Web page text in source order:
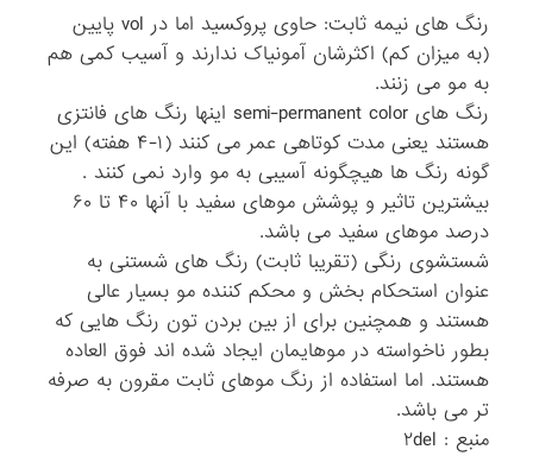
رنگ های نیمه ثابت: حاوی پروکسید اما در vol پایین
(به میزان کم) اکثرشان آمونیاک ندارند و آسیب کمی هم
به مو می زنند.
رنگ های semi-permanent color اینها رنگ های فانتزی
هستند یعنی مدت کوتاهی عمر می کنند (۱-۴ هفته) این
گونه رنگ ها هیچگونه آسیبی به مو وارد نمی کنند .
بیشترین تاثیر و پوشش موهای سفید با آنها ۴۰ تا ۶۰
درصد موهای سفید می باشد.
شستشوی رنگی (تقریبا ثابت) رنگ های شستنی به
عنوان استحکام بخش و محکم کننده مو بسیار عالی
هستند و همچنین برای از بین بردن تون رنگ هایی که
بطور ناخواسته در موهایمان ایجاد شده اند فوق العاده
هستند. اما استفاده از رنگ موهای ثابت مقرون به صرفه
تر می باشد.
منبع : ۲del